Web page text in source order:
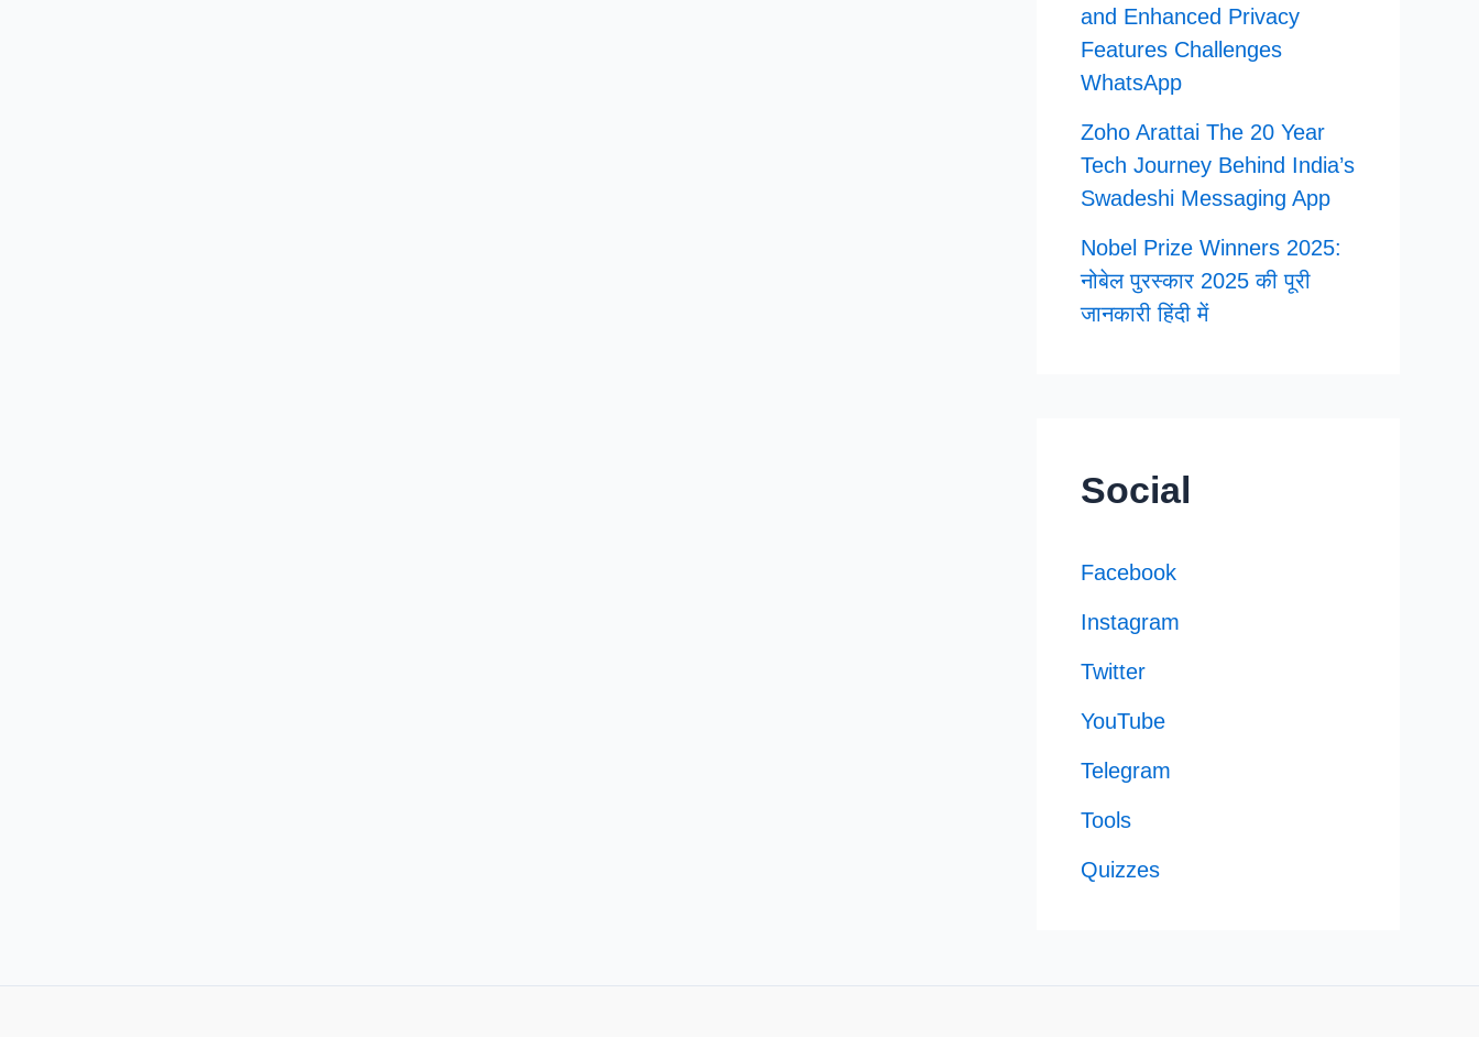
and Enhanced Privacy
Features Challenges
WhatsApp
Zoho Arattai The 20 Year
Tech Journey Behind India’s
Swadeshi Messaging App
Nobel Prize Winners 2025:
नोबेल पुरस्कार 2025 की पूरी
जानकारी हिंदी में
Social
Facebook
Instagram
Twitter
YouTube
Telegram
Tools
Quizzes